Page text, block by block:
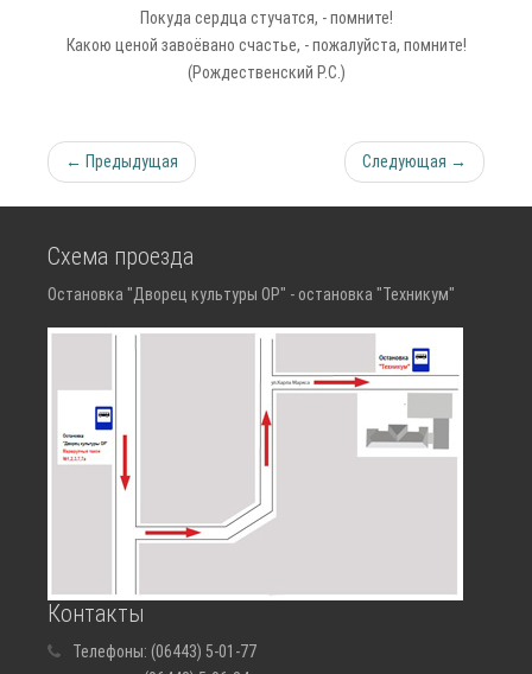
Покуда сердца стучатся, - помните!
Какою ценой завоёвано счастье, - пожалуйста, помните!
(Рождественский Р.С.)
← Предыдущая Следующая →
Схема проезда
Остановка "Дворец культуры ОР" - остановка "Техникум"
Контакты
Телефоны: (06443) 5-01-77